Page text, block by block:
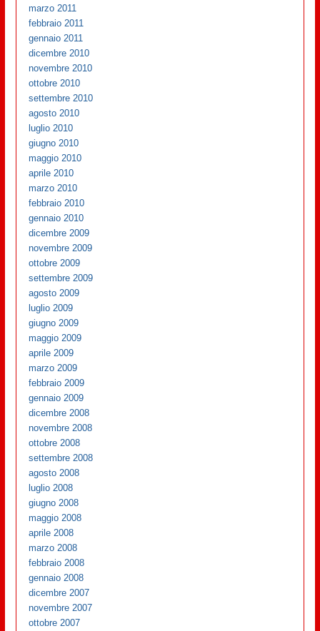
marzo 2011
febbraio 2011
gennaio 2011
dicembre 2010
novembre 2010
ottobre 2010
settembre 2010
agosto 2010
luglio 2010
giugno 2010
maggio 2010
aprile 2010
marzo 2010
febbraio 2010
gennaio 2010
dicembre 2009
novembre 2009
ottobre 2009
settembre 2009
agosto 2009
luglio 2009
giugno 2009
maggio 2009
aprile 2009
marzo 2009
febbraio 2009
gennaio 2009
dicembre 2008
novembre 2008
ottobre 2008
settembre 2008
agosto 2008
luglio 2008
giugno 2008
maggio 2008
aprile 2008
marzo 2008
febbraio 2008
gennaio 2008
dicembre 2007
novembre 2007
ottobre 2007